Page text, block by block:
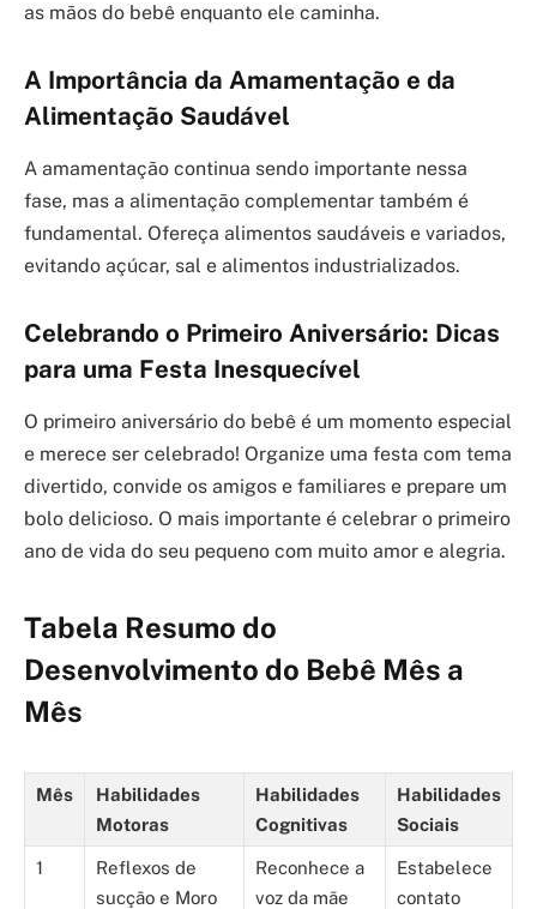
as mãos do bebê enquanto ele caminha.
A Importância da Amamentação e da
Alimentação Saudável
A amamentação continua sendo importante nessa
fase, mas a alimentação complementar também é
fundamental. Ofereça alimentos saudáveis e variados,
evitando açúcar, sal e alimentos industrializados.
Celebrando o Primeiro Aniversário: Dicas
para uma Festa Inesquecível
O primeiro aniversário do bebê é um momento especial
e merece ser celebrado! Organize uma festa com tema
divertido, convide os amigos e familiares e prepare um
bolo delicioso. O mais importante é celebrar o primeiro
ano de vida do seu pequeno com muito amor e alegria.
Tabela Resumo do
Desenvolvimento do Bebê Mês a
Mês
Mês
Habilidades
Motoras
Habilidades
Cognitivas
Habilidades
Sociais
1
Reflexos de
sucção e Moro
Reconhece a
voz da mãe
Estabelece
contato